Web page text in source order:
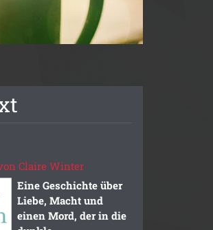
Claire Winter
Eine Geschichte über
Liebe, Macht und
einen Mord, der in die